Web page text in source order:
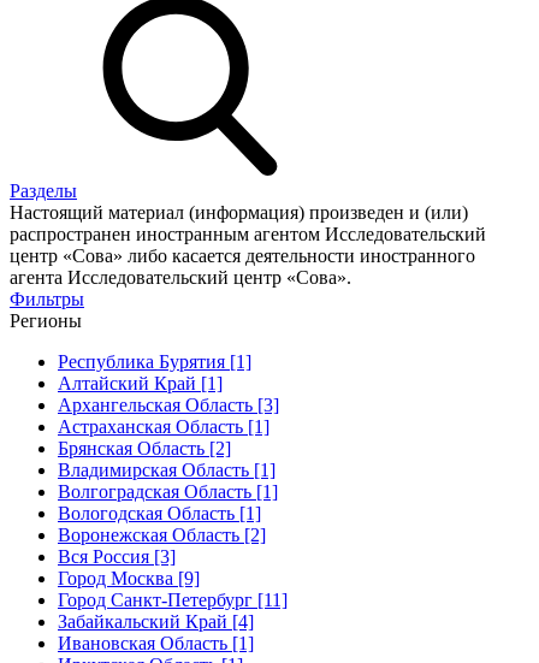
Разделы
Настоящий материал (информация) произведен и (или)
распространен иностранным агентом Исследовательский
центр «Сова» либо касается деятельности иностранного
агента Исследовательский центр «Сова».
Фильтры
Регионы
Республика Бурятия [1]
Алтайский Край [1]
Архангельская Область [3]
Астраханская Область [1]
Брянская Область [2]
Владимирская Область [1]
Волгоградская Область [1]
Вологодская Область [1]
Воронежская Область [2]
Вся Россия [3]
Город Москва [9]
Город Санкт-Петербург [11]
Забайкальский Край [4]
Ивановская Область [1]